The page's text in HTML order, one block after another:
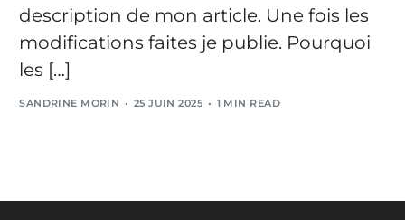
description de mon article. Une fois les
modifications faites je publie. Pourquoi
les […]
SANDRINE MORIN 25 JUIN 2025 1 MIN READ